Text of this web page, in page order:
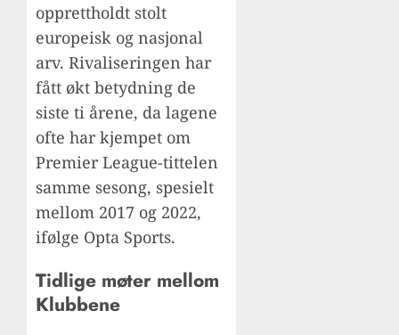
opprettholdt stolt
europeisk og nasjonal
arv. Rivaliseringen har
fått økt betydning de
siste ti årene, da lagene
ofte har kjempet om
Premier League-tittelen
samme sesong, spesielt
mellom 2017 og 2022,
ifølge Opta Sports.
Tidlige møter mellom
Klubbene